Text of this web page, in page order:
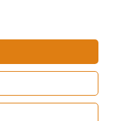
аптека от